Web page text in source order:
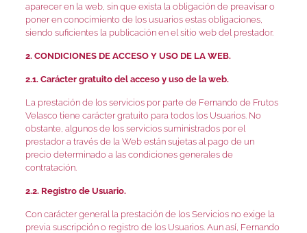
aparecer en la web, sin que exista la obligación de preavisar o
poner en conocimiento de los usuarios estas obligaciones,
siendo suficientes la publicación en el sitio web del prestador.
2. CONDICIONES DE ACCESO Y USO DE LA WEB.
2.1. Carácter gratuito del acceso y uso de la web.
La prestación de los servicios por parte de Fernando de Frutos
Velasco tiene carácter gratuito para todos los Usuarios. No
obstante, algunos de los servicios suministrados por el
prestador a través de la Web están sujetas al pago de un
precio determinado a las condiciones generales de
contratación.
2.2. Registro de Usuario.
Con carácter general la prestación de los Servicios no exige la
previa suscripción o registro de los Usuarios. Aun así, Fernando